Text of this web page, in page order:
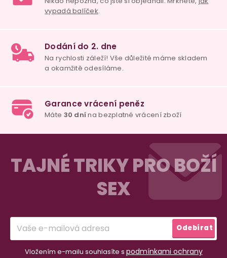
TAJNÉ TRIKY PRO BOŽÍ
SEX
Vložením e-mailu souhlasíte s podmínkami ochrany
Odebírat